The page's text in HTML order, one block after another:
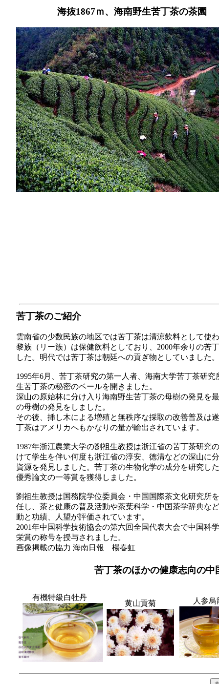
海抜1867ｍ、海南野生苦丁茶の茶園
苦丁茶のご紹介
雲南省の少数民族の地区では苦丁茶は清涼飲料として使
黎族（リー族）は保健飲料としており、2000年余りの苦
した。明代では苦丁茶は朝廷への貢ぎ物としていました。
1995年6月、苦丁茶研究の第一人者、海南大学苦丁茶研
生苦丁茶の秘密のベールを開きました。
深山の原始林に分け入り海南野生苦丁茶の母樹の発見を
の母樹の発見をしました。
その後、挿し木による増殖と無秩序な採取の改善普及は
丁茶はアメリカへもかなりの量が輸出されています。
1987年浙江農業大学の劉祖生教授は浙江省の苦丁茶研究
けて学生を伴い何度も浙江省の淳安、徳清などの深山に
資源を発見しました。苦丁茶の生物化学の成分を研究し
優秀論文の一等賞を獲得しました。
劉祖生教授は国務院学位委員会・中国国際茶文化研究所
任し、茶と健康の普及活動や茶葉科学・中国茶学辞典な
動と功績、人望が評価されています。
2001年中国科学技術協会の第六回全国代表大会で中国科
栄賞の称号を授与されました。
画像掲載の協力 海南日報 楊春虹
苦丁茶のほかの健康志向の
有機特級白牡丹
黄山貢菊 人参烏